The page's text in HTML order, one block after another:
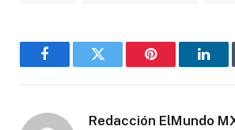
FacebookGorjeo Pinterest
Redacción ElMundo